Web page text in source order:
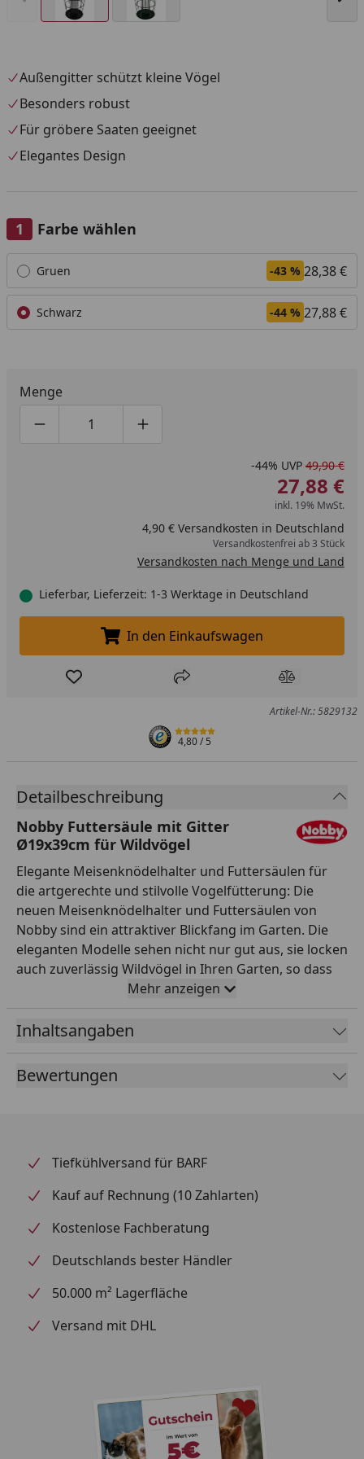
Außengitter schützt kleine Vögel
Besonders robust
Für gröbere Saaten geeignet
Elegantes Design
Farbe wählen
Alle anzeigen (2)
Gruen -43 % 28,38 €
Schwarz -44 % 27,88 €
Menge
Produktmenge um eins verringern
Produktmenge manuell eingeben
Produktmenge um eins erhöhen
-44% UVP 49,90 €
27,88 €
inkl. 19% MwSt.
4,90 € Versandkosten in Deutschland
Versandkostenfrei ab 3 Stück
Versandkosten nach Menge und Land
Lieferbar, Lieferzeit: 1-3 Werktage in Deutschland
In den Einkaufswagen legen
In den Einkaufswagen
Produkt zur Wunschliste hinzufügen
Teilen Produkt
Artikel-Nr.: 5829132
4,80/ 5
Detailbeschreibung
Nobby Futtersäule mit Gitter
Ø19x39cm für Wildvögel
Elegante Meisenknödelhalter und Futtersäulen für
die artgerechte und stilvolle Vogelfütterung: Die
neuen Meisenknödelhalter und Futtersäulen von
Nobby sind ein attraktiver Blickfang im Garten. Die
eleganten Modelle sehen nicht nur gut aus, sie locken
auch zuverlässig Wildvögel in Ihren Garten, so dass
Sie ein besonderes Schauspiel der Natur erleben
können. Alle Meisenknödelhalter und Futtersäulen
werden aus pulverbeschichtetem Metall gefertigt
robust. Sie sind in den Farben Dunkelgrün und
Schwarz erhältlich. Die Futtersäulen können mit
Mehr anzeigen
Inhaltsangaben
Bewertungen
Tiefkühlversand für BARF
Kauf auf Rechnung (10 Zahlarten)
Kostenlose Fachberatung
Deutschlands bester Händler
50.000 m² Lagerfläche
Versand mit DHL